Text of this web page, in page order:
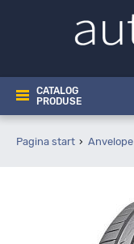
CATALOG
PRODUSE
Pagina start Anvelope